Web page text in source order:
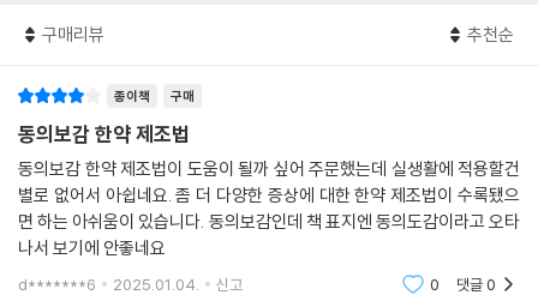
구매리뷰 추천순
종이책 구매
동의보감 한약 제조법
동의보감 한약 제조법이 도움이 될까 싶어 주문했는데 실생활에 적용할건
별로 없어서 아쉽네요. 좀 더 다양한 증상에 대한 한약 제조법이 수록됐으
면 하는 아쉬움이 있습니다. 동의보감인데 책 표지엔 동의도감이라고 오타
나서 보기에 안좋네요
d*******6 2025.01.04. 신고 0 댓글0